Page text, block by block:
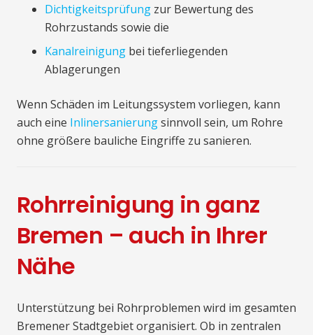
Dichtigkeitsprüfung zur Bewertung des
Rohrzustands sowie die
Kanalreinigung bei tieferliegenden
Ablagerungen
Wenn Schäden im Leitungssystem vorliegen, kann
auch eine Inlinersanierungsinnvoll sein, um Rohre
ohne größere bauliche Eingriffe zu sanieren.
Rohrreinigung in ganz
Bremen – auch in Ihrer
Nähe
Unterstützung bei Rohrproblemen wird im gesamten
Bremener Stadtgebiet organisiert. Ob in zentralen